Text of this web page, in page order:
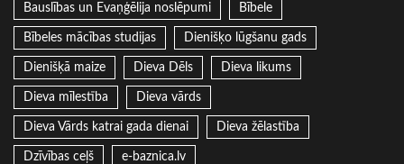
Bauslības un Evaņģēlija noslēpumi Bībele
Bībeles mācības studijas Dienišķo lūgšanu gads
Dienišķā maize Dieva Dēls Dieva likums
Dieva mīlestība Dieva vārds
Dieva Vārds katrai gada dienai Dieva žēlastība
Dzīvības ceļš e-baznica.lv